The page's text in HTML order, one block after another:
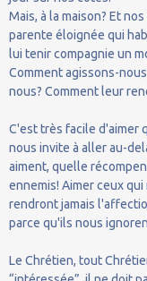
Mais, à la maison? Et
parente éloignée qui
lui tenir compagnie un
Comment agissons-
nous? Comment leur
C'est très facile d'aimer
nous invite à aller au-
aiment, quelle
ennemis! Aimer ceux
rendront jamais
parce qu'ils nous
Le Chrétien, tout